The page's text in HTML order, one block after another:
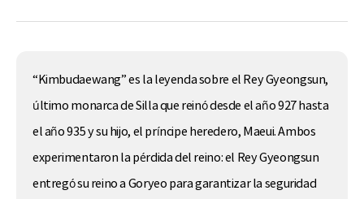
“Kimbudaewang” es la leyenda sobre el Rey Gyeongsun,
último monarca de Silla que reinó desde el año 927 hasta
el año 935 y su hijo, el príncipe heredero, Maeui. Ambos
experimentaron la pérdida del reino: el Rey Gyeongsun
entregó su reino a Goryeo para garantizar la seguridad